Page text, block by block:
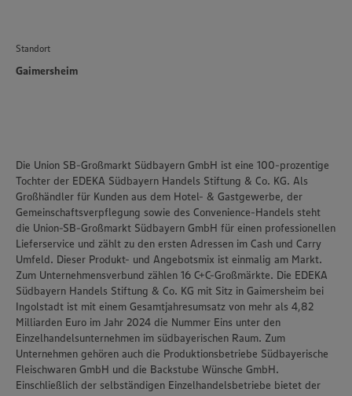
Standort
Gaimersheim
Die Union SB-Großmarkt Südbayern GmbH ist eine 100-prozentige
Tochter der EDEKA Südbayern Handels Stiftung & Co. KG. Als
Großhändler für Kunden aus dem Hotel- & Gastgewerbe, der
Gemeinschaftsverpflegung sowie des Convenience-Handels steht
die Union-SB-Großmarkt Südbayern GmbH für einen professionellen
Lieferservice und zählt zu den ersten Adressen im Cash und Carry
Umfeld. Dieser Produkt- und Angebotsmix ist einmalig am Markt.
Zum Unternehmensverbund zählen 16 C+C-Großmärkte. Die EDEKA
Südbayern Handels Stiftung & Co. KG mit Sitz in Gaimersheim bei
Ingolstadt ist mit einem Gesamtjahresumsatz von mehr als 4,82
Milliarden Euro im Jahr 2024 die Nummer Eins unter den
Einzelhandelsunternehmen im südbayerischen Raum. Zum
Unternehmen gehören auch die Produktionsbetriebe Südbayerische
Fleischwaren GmbH und die Backstube Wünsche GmbH.
Einschließlich der selbständigen Einzelhandelsbetriebe bietet der